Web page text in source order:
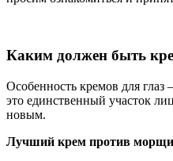
Каким должен быть
Особенность кремов для
это единственный участок
новым.
Лучший крем против